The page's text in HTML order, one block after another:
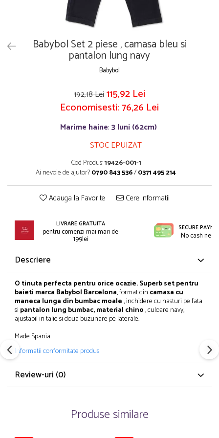
Compleu 2/3 piese maneca scurta
Costume baie/ Accesorii plaja
Pantaloni/Colanti/Fuste
Salopeta maneca lunga
Salopeta maneca scurta
Camasi/Sacouri/Veste
Costume baie/ Acesorii plaja
Geci primavara
Hanorace/Jachete jersey
Incaltaminte
Pantaloni scurti/sorturi
Set 2/3 piese maneca lunga
Set 2/3 piese maneca scurta
Trening / Pantaloni sport
Tricouri maneca scurta
Fete 2-16 ani
Colanti/Pantaloni sport
Costume baie/Accesorii plaja
Geci primavara
Hanorace/Jachete jersey
Incaltaminte
Pantaloni scurti/fuste/salopete
Geci iarna/ Salopeta iarna
Salopeta bebe maneca lunga
Salopeta
Blugi/Pantaloni lungi
Caciuli/Seturi iarna
Colanti/Pantaloni sport
Dresuri/Sosete
Fuste
Geci iarna/Veste
Haina blana/Paltoane
Incaltaminte
Pijamale
Pulovere/Bolero tricot
Rochite maneca lunga
Set 2/3 piese maneca lunga
Tricouri maneca lunga
Babybol Set 2 piese , camasa bleu si
pantalon lung navy
Babybol
192,18 Lei115,92 Lei
Economisesti:76,26 Lei
Marime haine:3 luni (62cm)
STOC EPUIZAT
Cod Produs:19426-001-1
Ai nevoie de ajutor?0790 843 536/0371 495 214
Adauga la Favorite Cere informatii
LIVRARE GRATUITA
pentru comenzi mai mari de
199lei
SECURE
No cash
Descriere
O tinuta perfecta pentru orice ocazie. Superb set pentru
baieti marca Babybol Barcelona, format din camasa cu
maneca lunga din bumbac moale, inchidere cu nasturi pe fata
si pantalon lung bumbac, material chino, culoare navy,
ajustabil in talie si doua buzunare pe laterale.
Made Spania
Informatii conformitate produs
Review-uri (0)
Produse similare